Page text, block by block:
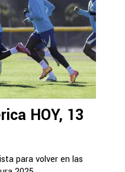
HOY, 13
para volver en las